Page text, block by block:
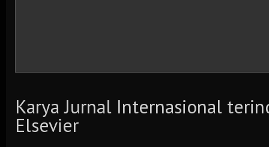
Karya Jurnal Internasional
Elsevier